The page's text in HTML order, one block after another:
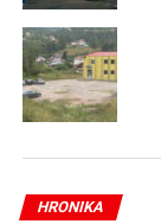
HRONIKA